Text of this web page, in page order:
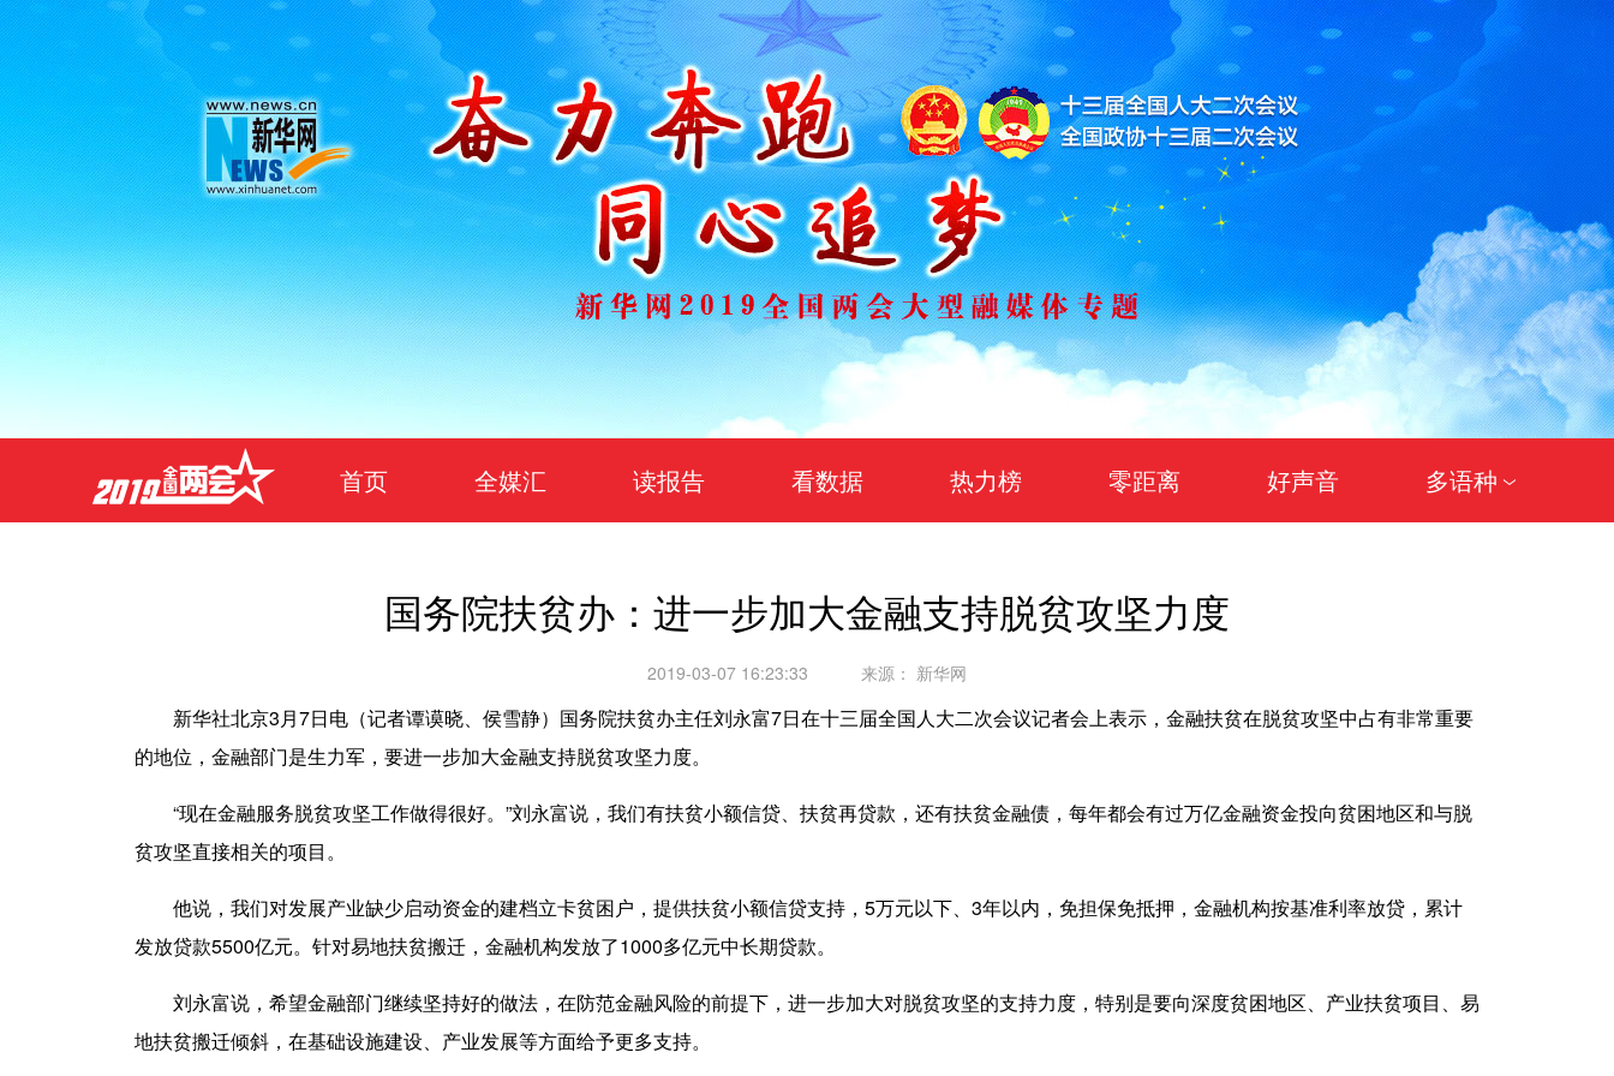
首页 全媒汇 读报告 看数据 热力榜 零距离 好声音 多语种
日本語
Português
国务院扶贫办：进一步加大金融支持脱贫攻坚力度
2019-03-07 16:23:33 来源： 新华网
新华社北京3月7日电（记者谭谟晓、侯雪静）国务院扶贫办主任刘永富7日在十三届全国人大二次会议记者会上表示，金融扶贫在脱贫攻坚中占有非常重要
的地位，金融部门是生力军，要进一步加大金融支持脱贫攻坚力度。
“现在金融服务脱贫攻坚工作做得很好。”刘永富说，我们有扶贫小额信贷、扶贫再贷款，还有扶贫金融债，每年都会有过万亿金融资金投向贫困地区和与脱
贫攻坚直接相关的项目。
他说，我们对发展产业缺少启动资金的建档立卡贫困户，提供扶贫小额信贷支持，5万元以下、3年以内，免担保免抵押，金融机构按基准利率放贷，累计
发放贷款5500亿元。针对易地扶贫搬迁，金融机构发放了1000多亿元中长期贷款。
刘永富说，希望金融部门继续坚持好的做法，在防范金融风险的前提下，进一步加大对脱贫攻坚的支持力度，特别是要向深度贫困地区、产业扶贫项目、易
地扶贫搬迁倾斜，在基础设施建设、产业发展等方面给予更多支持。